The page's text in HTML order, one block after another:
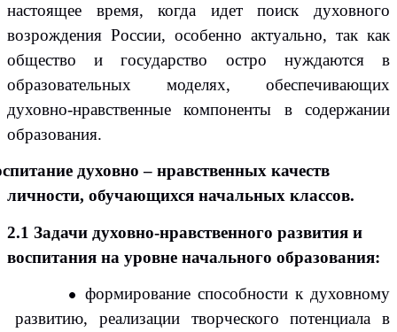
настоящее время, когда идет поиск духовного
возрождения России, особенно актуально, так как
общество и государство остро нуждаются в
образовательных моделях, обеспечивающих
духовно-нравственные компоненты в содержании
образования.
духовно – нравственных качеств
личности, обучающихся начальных классов.
2.1 Задачи духовно-нравственного развития и
воспитания на уровне начального образования:
формирование способности к духовному
развитию, реализации творческого потенциала в